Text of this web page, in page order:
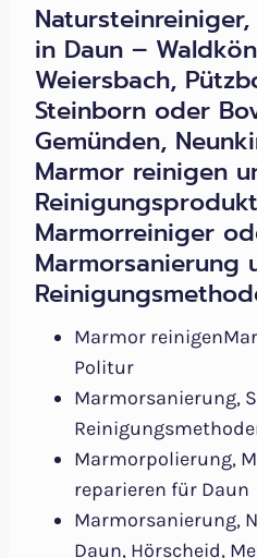
in Daun –
Weiersbach,
Steinborn oder
Gemünden,
Marmor reinigen
Marmorreiniger
Marmorsanierung
Marmor
Politur
Marmorsanierung,
Marmorpolierung,
reparieren für Daun
Marmorsanierung,
Daun, Hörscheid,